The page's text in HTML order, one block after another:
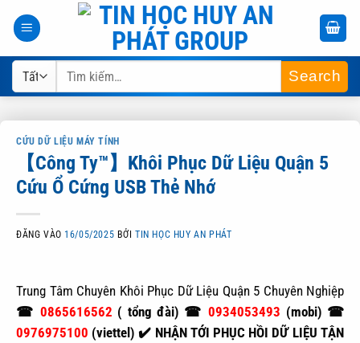
qua
nội
dung
Tìm
CỨU DỮ LIỆU MÁY TÍNH
【Công Ty™】Khôi Phục Dữ Liệu Quận 5
Cứu Ổ Cứng USB Thẻ Nhớ
ĐĂNG VÀO 16/05/2025 BỞITIN HỌC HUY AN PHÁT
Trung Tâm Chuyên Khôi Phục Dữ Liệu Quận 5 Chuyên Nghiệp
☎ 0865616562 ( tổng đài) ☎0934053493 (mobi) ☎
0976975100 (viettel) ✔️ NHẬN TỚI PHỤC HỒI DỮ LIỆU TẬN